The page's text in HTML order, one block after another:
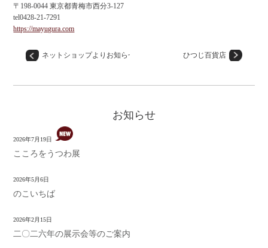
〒198-0044 東京都青梅市西分3-127
tel0428-21-7291
https://mayugura.com
ネットショップよりお知らせ ひつじ百貨店
お知らせ
2026年7月19日
こころをうつわ展
2026年5月6日
のこいちば
2026年2月15日
二〇二六年の展示会等のご案内